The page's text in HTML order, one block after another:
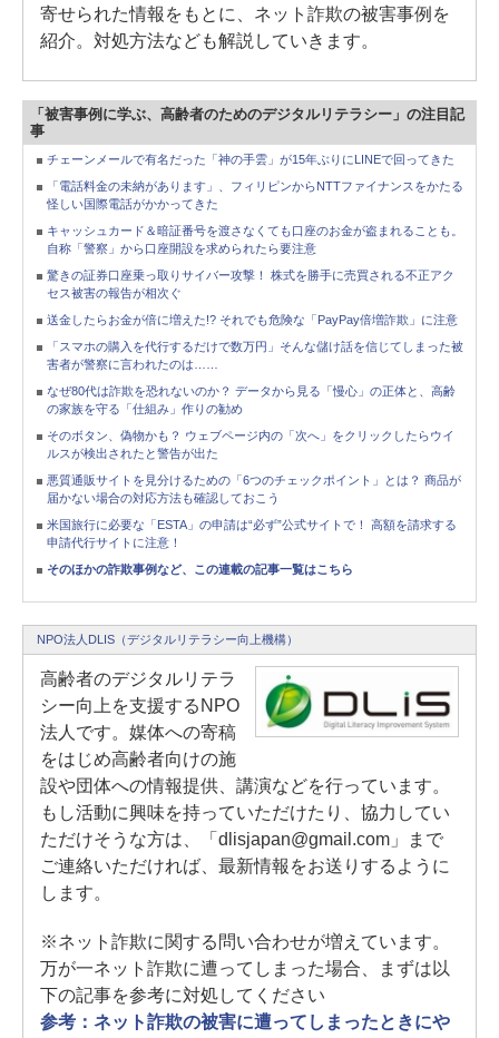
寄せられた情報をもとに、ネット詐欺の被害事例を
紹介。対処方法なども解説していきます。
「被害事例に学ぶ、高齢者のためのデジタルリテラシー」の注目記
事
チェーンメールで有名だった「神の手雲」が15年ぶりにLINEで回ってきた
「電話料金の未納があります」、フィリピンからNTTファイナンスをかたる
怪しい国際電話がかかってきた
キャッシュカード＆暗証番号を渡さなくても口座のお金が盗まれることも。
自称「警察」から口座開設を求められたら要注意
驚きの証券口座乗っ取りサイバー攻撃！ 株式を勝手に売買される不正アク
セス被害の報告が相次ぐ
送金したらお金が倍に増えた!? それでも危険な「PayPay倍増詐欺」に注意
「スマホの購入を代行するだけで数万円」そんな儲け話を信じてしまった被
害者が警察に言われたのは……
なぜ80代は詐欺を恐れないのか？ データから見る「慢心」の正体と、高齢
の家族を守る「仕組み」作りの勧め
そのボタン、偽物かも？ ウェブページ内の「次へ」をクリックしたらウイ
ルスが検出されたと警告が出た
悪質通販サイトを見分けるための「6つのチェックポイント」とは？ 商品が
届かない場合の対応方法も確認しておこう
米国旅行に必要な「ESTA」の申請は“必ず”公式サイトで！ 高額を請求する
申請代行サイトに注意！
そのほかの詐欺事例など、この連載の記事一覧はこちら
NPO法人DLIS（デジタルリテラシー向上機構）
高齢者のデジタルリテラ
シー向上を支援するNPO
法人です。媒体への寄稿
をはじめ高齢者向けの施
設や団体への情報提供、講演などを行っています。
もし活動に興味を持っていただけたり、協力してい
ただけそうな方は、「dlisjapan@gmail.com」まで
ご連絡いただければ、最新情報をお送りするように
します。
※ネット詐欺に関する問い合わせが増えています。
万が一ネット詐欺に遭ってしまった場合、まずは以
下の記事を参考に対処してください
参考：ネット詐欺の被害に遭ってしまったときにや